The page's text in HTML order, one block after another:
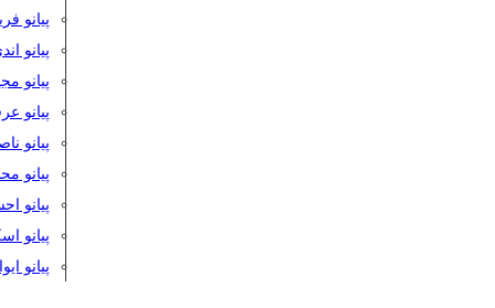
پیانو
پیانو
پیانو
پیانو
پیانو
پیانو
پیانو
پیانو
پیانو